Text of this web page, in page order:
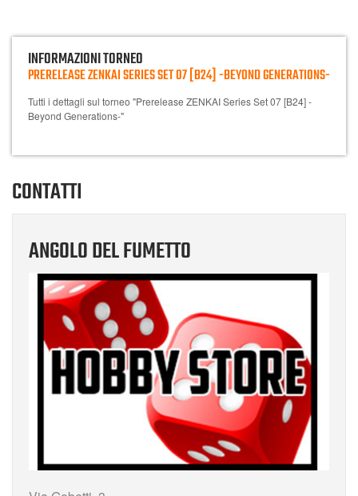
INFORMAZIONI TORNEO
PRERELEASE ZENKAI SERIES SET 07 [B24] -BEYOND GENERATIONS-
Tutti i dettagli sul torneo "Prerelease ZENKAI Series Set 07 [B24] -
Beyond Generations-"
CONTATTI
ANGOLO DEL FUMETTO